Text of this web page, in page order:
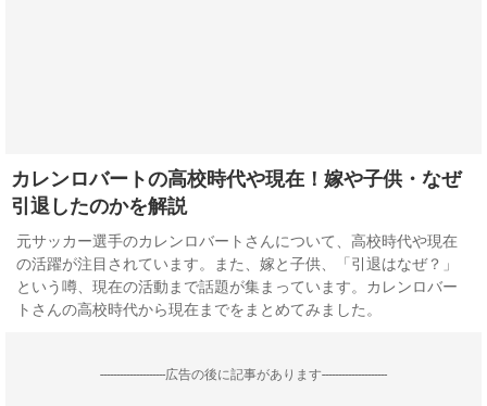
カレンロバートの高校時代や現在！嫁や子供・なぜ
引退したのかを解説
元サッカー選手のカレンロバートさんについて、高校時代や現在
の活躍が注目されています。また、嫁と子供、「引退はなぜ？」
という噂、現在の活動まで話題が集まっています。カレンロバー
トさんの高校時代から現在までをまとめてみました。
--------------------広告の後に記事があります--------------------